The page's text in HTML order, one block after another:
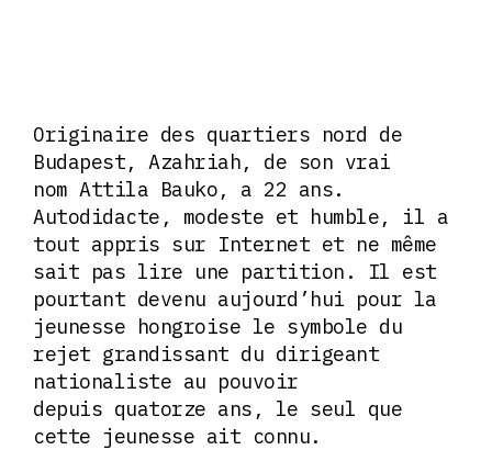
Originaire des quartiers nord de
Budapest, Azahriah, de son vrai
nom Attila Bauko, a 22 ans.
Autodidacte, modeste et humble, il a
tout appris sur Internet et ne même
sait pas lire une partition. Il est
pourtant devenu aujourd’hui pour la
jeunesse hongroise le symbole du
rejet grandissant du dirigeant
nationaliste au pouvoir
depuis quatorze ans, le seul que
cette jeunesse ait connu.